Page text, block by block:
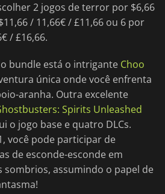
2 jogos de terror por $6,66
/ 11,66€ / £11,66 ou 6 por
/ £16,66.
bundle está o intrigante Choo
única onde você enfrenta
aranha. Outra excelente
Spirits Unleashed
o jogo base e quatro DLCs.
você pode participar de
de esconde-esconde em
sombrios, assumindo o papel de